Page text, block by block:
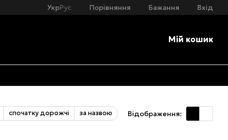
УкрРус Порівняння Бажання Вхід
Мій кошик
спочатку дорожчі за назвою Відображення: